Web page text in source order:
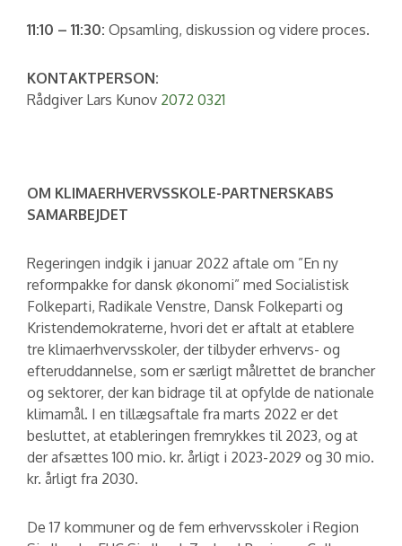
11:10 – 11:30: Opsamling, diskussion og videre proces.
KONTAKTPERSON:
Rådgiver Lars Kunov 2072 0321
OM KLIMAERHVERVSSKOLE-PARTNERSKABS
SAMARBEJDET
Regeringen indgik i januar 2022 aftale om ”En ny
reformpakke for dansk økonomi” med Socialistisk
Folkeparti, Radikale Venstre, Dansk Folkeparti og
Kristendemokraterne, hvori det er aftalt at etablere
tre klimaerhvervsskoler, der tilbyder erhvervs- og
efteruddannelse, som er særligt målrettet de brancher
og sektorer, der kan bidrage til at opfylde de nationale
klimamål. I en tillægsaftale fra marts 2022 er det
besluttet, at etableringen fremrykkes til 2023, og at
der afsættes 100 mio. kr. årligt i 2023-2029 og 30 mio.
kr. årligt fra 2030.
De 17 kommuner og de fem erhvervsskoler i Region